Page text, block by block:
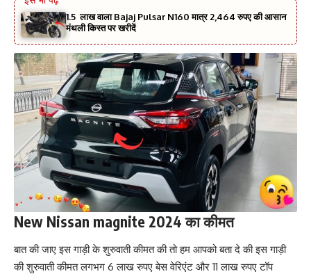
1.5 लाख वाला Bajaj Pulsar N160 मात्र 2,464 रुपए की आसान
मंथली किस्त पर खरीदें
New Nissan magnite 2024 का कीमत
बात की जाए इस गाड़ी के शुरुवाती कीमत की तो हम आपको बता दे की इस गाड़ी
की शुरुवाती कीमत लगभग 6 लाख रुपए बेस वेरिएंट और 11 लाख रुपए टॉप